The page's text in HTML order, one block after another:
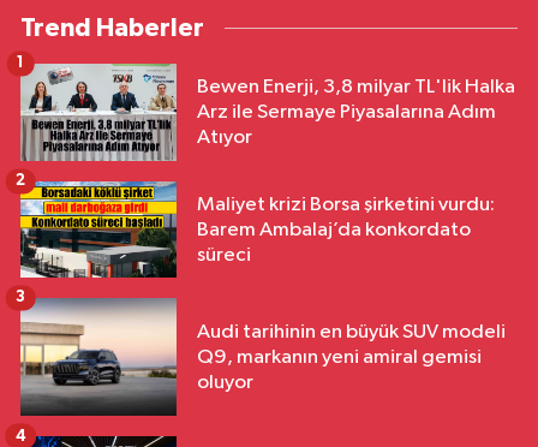
Trend Haberler
Bewen Enerji, 3,8 milyar TL'lik Halka
Arz ile Sermaye Piyasalarına Adım
Atıyor
Maliyet krizi Borsa şirketini vurdu:
Barem Ambalaj’da konkordato
süreci
2
Audi tarihinin en büyük SUV modeli
Q9, markanın yeni amiral gemisi
oluyor
3
4